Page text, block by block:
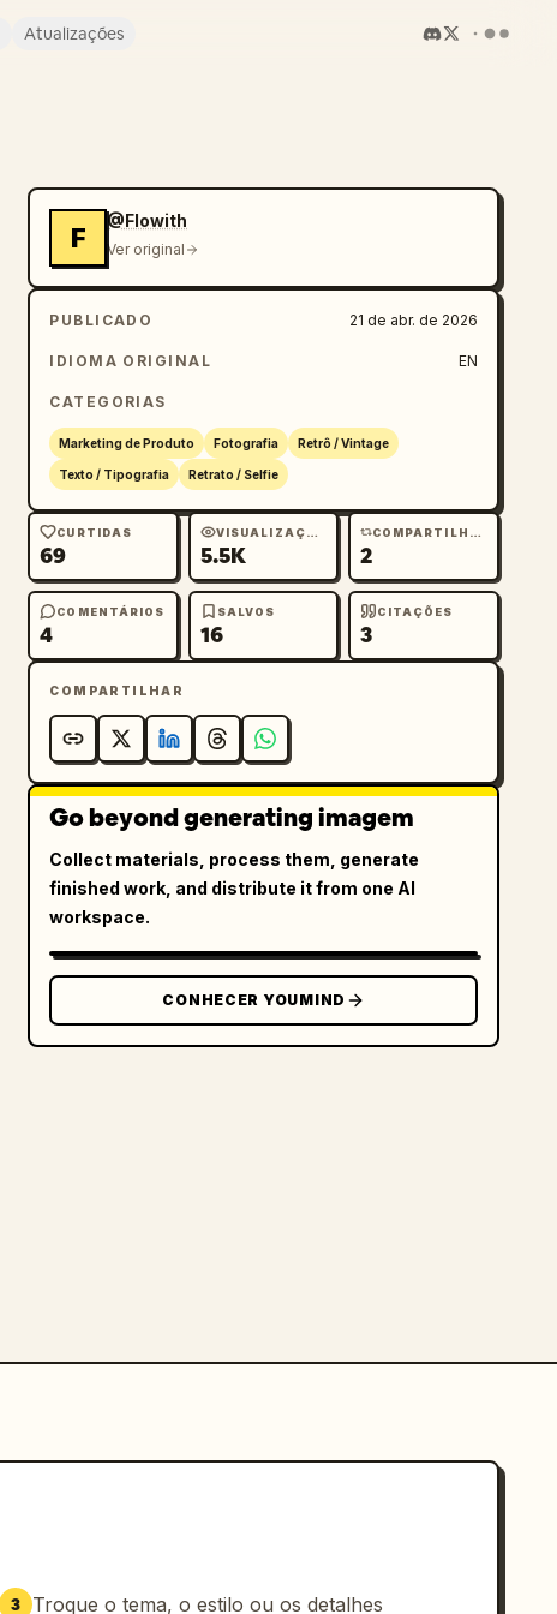
Atualizações
F
@Flowith
Ver original
PUBLICADO 21 de abr. de 2026
IDIOMA ORIGINAL EN
CATEGORIAS
Marketing de Produto Fotografia Retrô / Vintage
Texto / Tipografia Retrato / Selfie
CURTIDAS
69
VISUALIZAÇÕES
5.5K
COMPARTILHAMENTOS
2
COMENTÁRIOS
4
SALVOS
16
CITAÇÕES
3
COMPARTILHAR
Go beyond generating imagem
Collect materials, process them, generate
finished work, and distribute it from one AI
workspace.
CONHECER YOUMIND
3
Troque o tema, o estilo ou os detalhes